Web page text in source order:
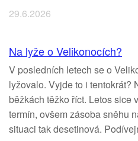
29.6.2026
Na lyže o Velikonocích?
V posledních letech se o
lyžovalo. Vyjde to i tentokrát?
běžkách těžko říct. Letos sice
termín, ovšem zásoba sněhu
situaci tak desetinová.